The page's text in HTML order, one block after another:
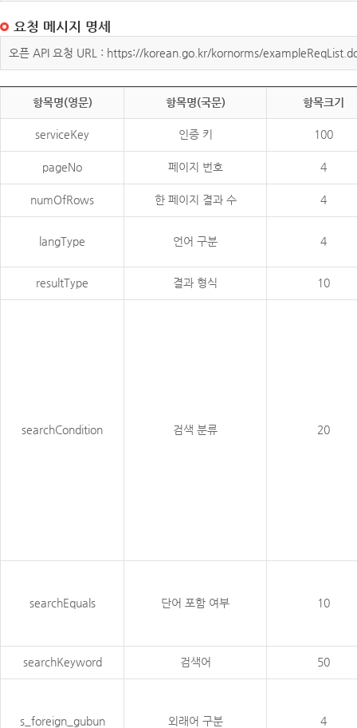
요청 메시지 명세
오픈 API 요청 URL : https://korean.go.kr/kornorms/
항목명(영문) 항목명(국문) 항목크기
serviceKey 인증 키 100
pageNo 페이지 번호 4
numOfRows 한 페이지 결과 수 4
langType 언어 구분 4
resultType 결과 형식 10
searchCondition 검색 분류 20
searchEquals 단어 포함 여부 10
searchKeyword 검색어 50
s_foreign_gubun 외래어 구분 4